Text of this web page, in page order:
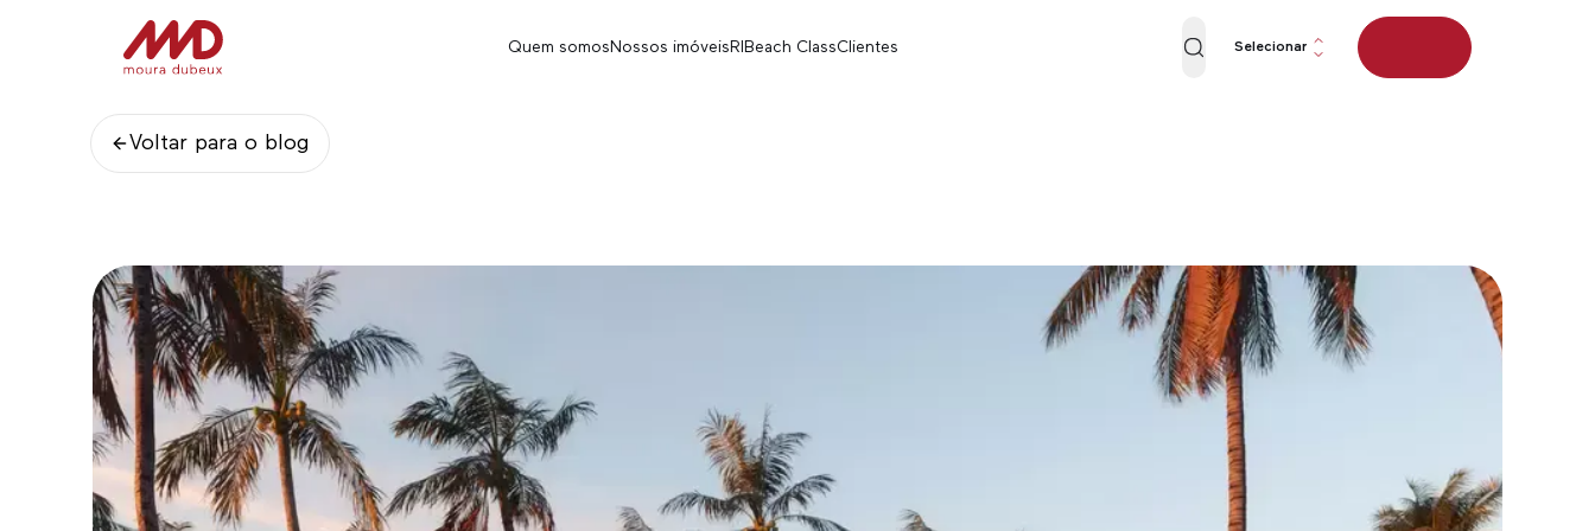
Quem somos Nossos imóveis RI Beach ClassClientes Selecionar
Voltar para o blog